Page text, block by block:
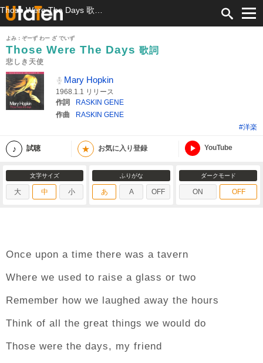
よみ：ぞーず わー ざ でいず
Those Were The Days 歌詞
悲しき天使
Mary Hopkin
1968.1.1 リリース
作詞
RASKIN GENE
作曲
RASKIN GENE
#洋楽
試聴 ★ お気に入り登録 YouTube
文字サイズ
大 中 小
ふりがな
あ A OFF
ダークモード
ON OFF
Once upon a time there was a tavern
Where we used to raise a glass or two
Remember how we laughed away the hours
Think of all the great things we would do
Those were the days, my friend